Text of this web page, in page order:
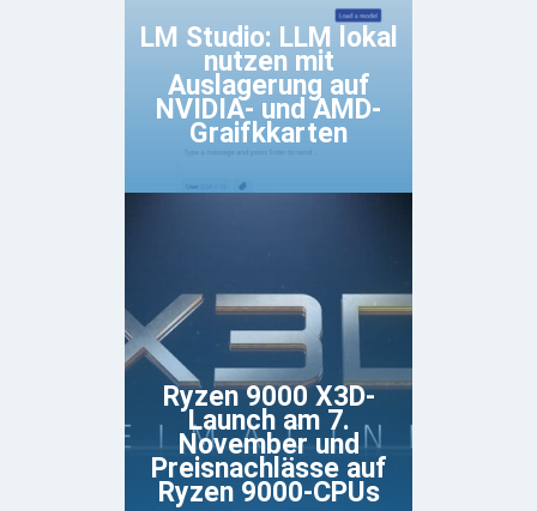
LM Studio: LLM lokal
nutzen mit
Auslagerung auf
NVIDIA- und AMD-
Graifkkarten
Ryzen 9000 X3D-
Launch am 7.
November und
Preisnachlässe auf
Ryzen 9000-CPUs